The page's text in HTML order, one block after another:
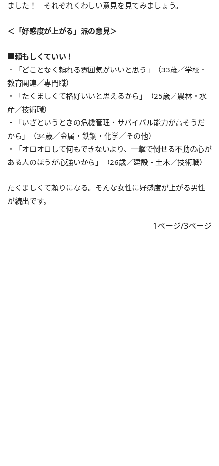
ました！ それぞれくわしい意見を見てみましょう。
＜「好感度が上がる」派の意見＞
■頼もしくていい！
・「どことなく頼れる雰囲気がいいと思う」（33歳／学校・
教育関連／専門職）
・「たくましくて格好いいと思えるから」（25歳／農林・水
産／技術職）
・「いざというときの危機管理・サバイバル能力が高そうだ
から」（34歳／金属・鉄鋼・化学／その他）
・「オロオロして何もできないより、一撃で倒せる不動の心が
ある人のほうが心強いから」（26歳／建設・土木／技術職）
たくましくて頼りになる。そんな女性に好感度が上がる男性
が続出です。
1ページ/3ページ